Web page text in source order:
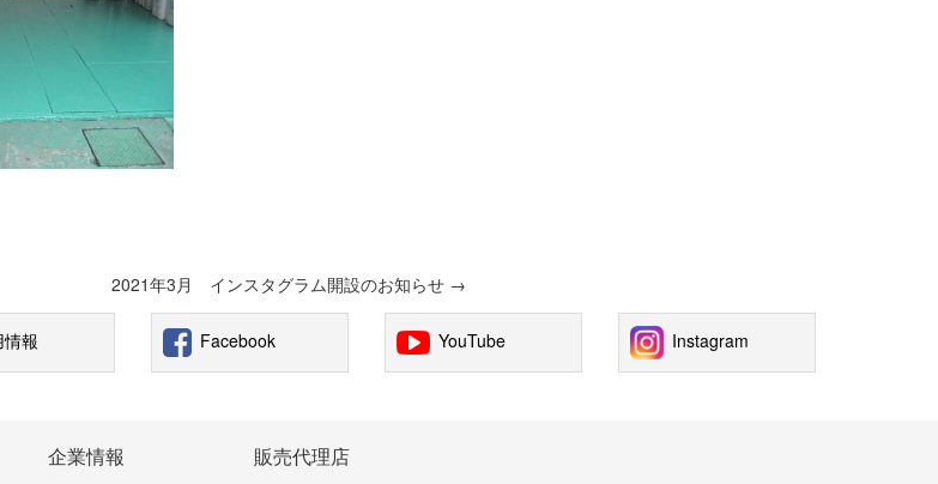
2021年3月 インスタグラム開設のお知らせ →
報 Facebook YouTube Instagram
企業情報 販売代理店